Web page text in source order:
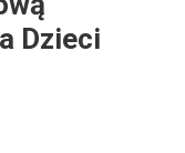
Dzieci